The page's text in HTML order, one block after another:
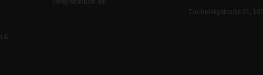
&
Tucholskystraße 31,